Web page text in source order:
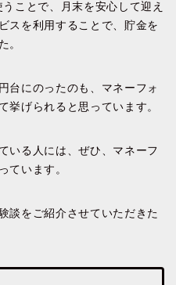
うことで、月末を安心して迎え
スを利用することで、貯金を
。
台にのったのも、マネーフォ
挙げられると思っています。
いる人には、ぜひ、マネーフ
ています。
談をご紹介させていただきた